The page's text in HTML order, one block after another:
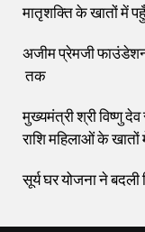
मातृशक्ति के खातों में
अजीम प्रेमजी
तक
मुख्यमंत्री श्री विष्णु
राशि महिलाओं के
सूर्य घर योजना ने बदली